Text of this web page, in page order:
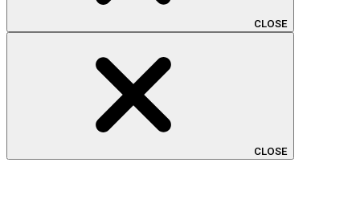
CLOSE
CLOSE